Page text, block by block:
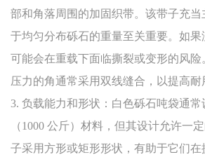
部和角落周围的加固织带。该带子充
于均匀分布砾石的重量至关重要。如
可能会在重载下面临撕裂或变形的风
压力的角通常采用双线缝合，以提高耐
3. 负载能力和形状：白色砾石吨袋通
（1000 公斤）材料，但其设计允许一
子采用方形或矩形形状，有助于它们